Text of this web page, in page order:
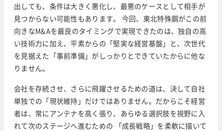
出しても、条件は大きく悪化し、最悪のケースとして相手が
見つからない可能性もあります。 今回、東北特殊鋼がこの前
向きなM&Aを最良のタイミングで実現できたのは、独自の高
い技術力に加え、平素からの「堅実な経営基盤」と、次世代
を見据えた「事前準備」がしっかりとできていたからに他な
りません。
会社を存続させ、さらに飛躍させるための道は、決して自社
単独での「現状維持」だけではありません。だからこそ経営
者は、常にアンテナを高く張り、あらゆる選択肢を視野に入
れて次のステージへ進むための 「成長戦略」を柔軟に描いて